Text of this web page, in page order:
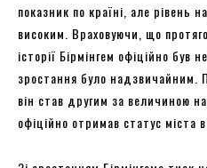
показник по країні, але рівень
високим. Враховуючи, що
історії Бірмінгем офіційно був
зростання було надзвичайним.
він став другим за величиною
офіційно отримав статус міста